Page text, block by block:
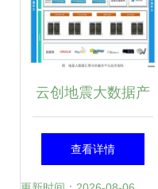
云创地震大数据产
品荣膺江苏省大数
查看详情